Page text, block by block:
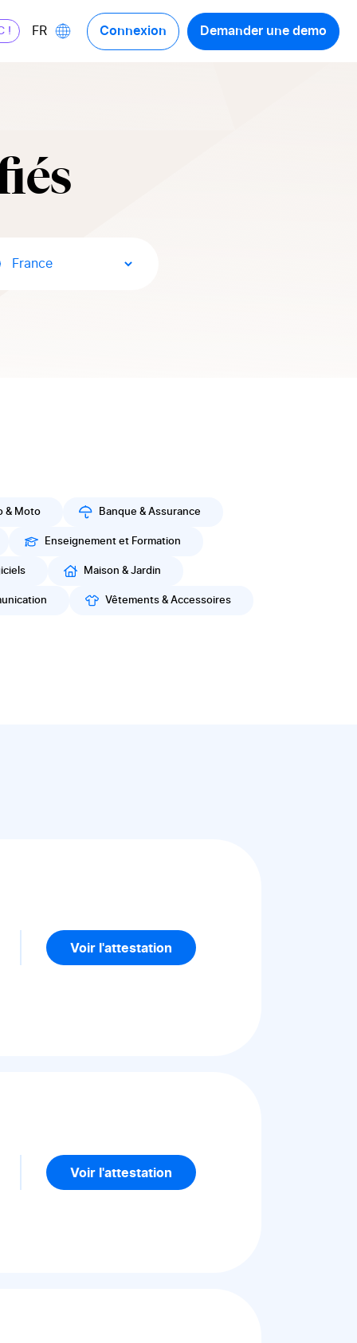
! FR Connexion Demander une demo
& Moto Banque & Assurance
Enseignement et Formation
Maison & Jardin
Vêtements & Accessoires
Voir l'attestation
Voir l'attestation